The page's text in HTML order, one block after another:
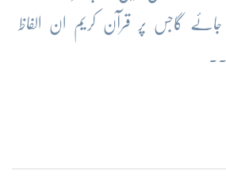
گاجس پر قرآن کریم ان الفاظ